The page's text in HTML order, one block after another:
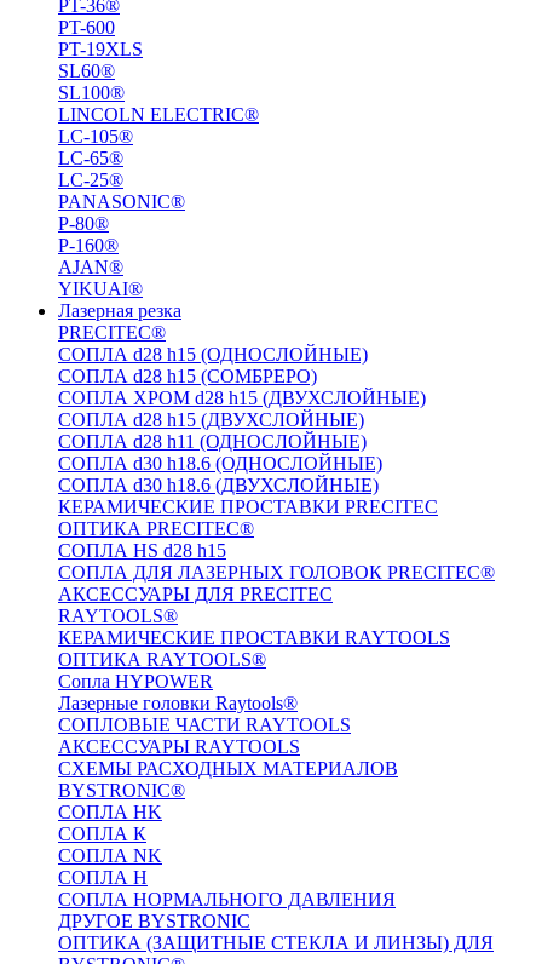
PT-36®
PT-600
PT-19XLS
SL60®
SL100®
LINCOLN ELECTRIC®
LC-105®
LC-65®
LC-25®
PANASONIC®
P-80®
P-160®
AJAN®
YIKUAI®
Лазерная резка
PRECITEC®
СОПЛА d28 h15 (ОДНОСЛОЙНЫЕ)
СОПЛА d28 h15 (СОМБРЕРО)
СОПЛА ХРОМ d28 h15 (ДВУХСЛОЙНЫЕ)
СОПЛА d28 h15 (ДВУХСЛОЙНЫЕ)
СОПЛА d28 h11 (ОДНОСЛОЙНЫЕ)
СОПЛА d30 h18.6 (ОДНОСЛОЙНЫЕ)
СОПЛА d30 h18.6 (ДВУХСЛОЙНЫЕ)
КЕРАМИЧЕСКИЕ ПРОСТАВКИ PRECITEC
ОПТИКА PRECITEC®
СОПЛА HS d28 h15
СОПЛА ДЛЯ ЛАЗЕРНЫХ ГОЛОВОК PRECITEC®
АКСЕССУАРЫ ДЛЯ PRECITEC
RAYTOOLS®
КЕРАМИЧЕСКИЕ ПРОСТАВКИ RAYTOOLS
ОПТИКА RAYTOOLS®
Сопла HYPOWER
Лазерные головки Raytools®
СОПЛОВЫЕ ЧАСТИ RAYTOOLS
АКСЕССУАРЫ RAYTOOLS
СХЕМЫ РАСХОДНЫХ МАТЕРИАЛОВ
BYSTRONIC®
СОПЛА HK
СОПЛА К
СОПЛА NK
СОПЛА H
СОПЛА НОРМАЛЬНОГО ДАВЛЕНИЯ
ДРУГОЕ BYSTRONIC
ОПТИКА (ЗАЩИТНЫЕ СТЕКЛА И ЛИНЗЫ) ДЛЯ